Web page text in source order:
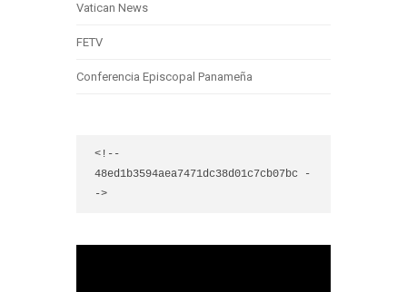
Vatican News
FETV
Conferencia Episcopal Panameña
<!--
48ed1b3594aea7471dc38d01c7cb07bc -
->